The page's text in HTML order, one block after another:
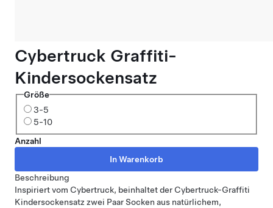
Cybertruck Graffiti-
Kindersockensatz
Größe
3-5
5-10
Anzahl
Beschreibung
Inspiriert vom Cybertruck, beinhaltet der Cybertruck-Graffiti
Kindersockensatz zwei Paar Socken aus natürlichem,